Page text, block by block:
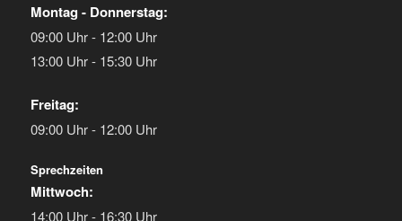
Montag - Donnerstag:
09:00 Uhr - 12:00 Uhr
13:00 Uhr - 15:30 Uhr
Freitag:
09:00 Uhr - 12:00 Uhr
Sprechzeiten
Mittwoch:
14:00 Uhr - 16:30 Uhr